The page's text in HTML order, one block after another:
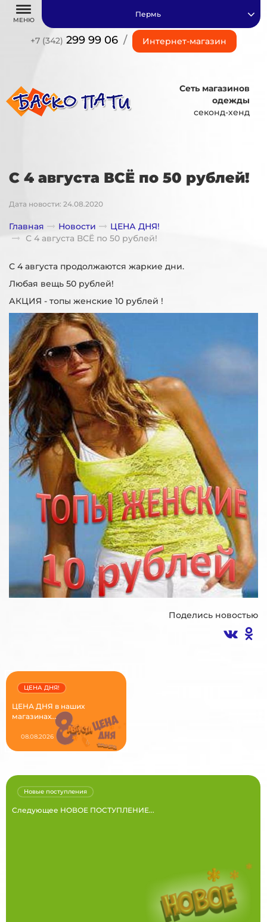
МЕНЮ
+7 (342) 299 99 06 / Интернет-магазин
Пермь
Сеть магазинов
одежды
секонд-хенд
С 4 августа ВСЁ по 50 рублей!
Дата новости: 24.08.2020
Главная Новости
ЦЕНА ДНЯ!
С 4 августа ВСЁ по 50 рублей!
С 4 августа продолжаются жаркие дни.
Любая вещь 50 рублей!
АКЦИЯ - топы женские 10 рублей !
Поделись новостью
ЦЕНА ДНЯ в наших
магазинах...
ЦЕНА ДНЯ!
08.08.2026
Следующее НОВОЕ ПОСТУПЛЕНИЕ...
Новые поступления